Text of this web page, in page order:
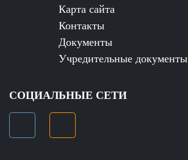
Карта сайта
Контакты
Документы
Учредительные документы
СОЦИАЛЬНЫЕ СЕТИ